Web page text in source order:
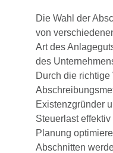
Die Wahl der
von
Art des
des
Durch die
Existenzgründer
Steuerlast
Planung
Abschnitten